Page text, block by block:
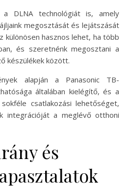
DLNA technológiát is, amely
megosztását és lejátszását
különösen hasznos lehet, ha több
és szeretnénk megosztani a
készülékek között.
alapján a Panasonic TB-
általában kielégítő, és a
csatlakozási lehetőséget,
integrációját a meglévő otthoni
és